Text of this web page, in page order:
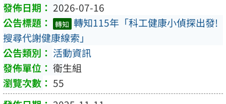
2026-07-16
轉知 轉知115年「科工健康小偵探出發!
搜尋代謝健康線索」
活動資訊
衛生組
55